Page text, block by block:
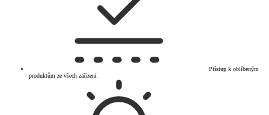
Přístup k oblíbeným
produktům ze všech zařízení